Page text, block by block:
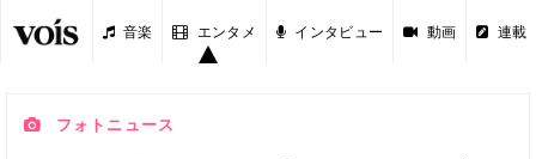
音楽 エンタメ インタビュー 動画 連載
フォトニュース